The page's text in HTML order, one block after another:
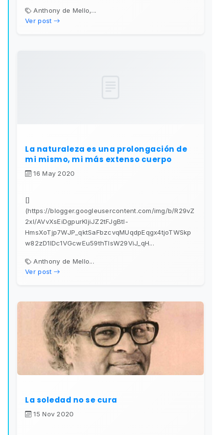
Anthony de Mello,...
Ver post
La naturaleza es una prolongación de
mi mismo, mi más extenso cuerpo
16 May 2020
[]
(https://blogger.googleusercontent.com/img/b/R29vZ
2xl/AVvXsEiDgpurKIjiJZ2tFJgBtI-
HmsXoTjp7WJP_qktSaFbzcvqMUqdpEqgx4tjoTWSkp
w82zD1IDc1VGcwEu59thTIsW29ViJ_qH...
Anthony de Mello...
Ver post
La soledad no se cura
15 Nov 2020